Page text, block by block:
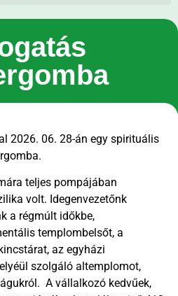
2026. 06. 28-án egy spirituális
teljes pompájában
volt. Idegenvezetőnk
a régmúlt időkbe,
templombelsőt, a
az egyházi
szolgáló altemplomot,
A vállalkozó kedvűek,